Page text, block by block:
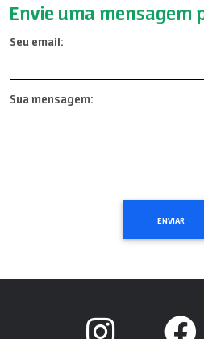
Envie uma mensagem
Seu email:
Sua mensagem: